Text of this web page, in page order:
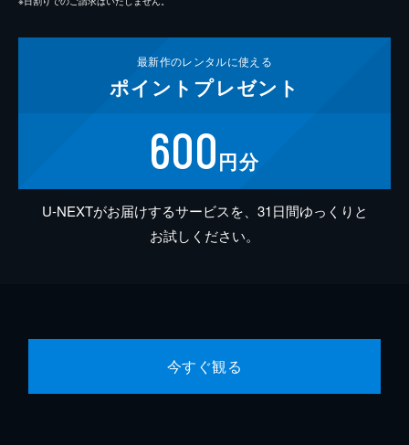
最新作のレンタルに使える
ポイント プレゼント
600円分
U-NEXTがお届けするサービスを、31日間ゆっくりと
お試しください。
今すぐ観る